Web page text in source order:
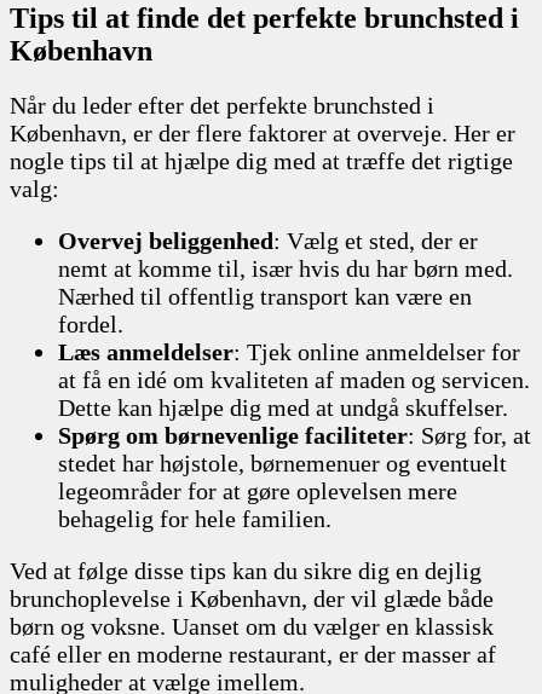
Tips til at finde det perfekte brunchsted i
København
Når du leder efter det perfekte brunchsted i
København, er der flere faktorer at overveje. Her er
nogle tips til at hjælpe dig med at træffe det rigtige
valg:
Overvej beliggenhed: Vælg et sted, der er
nemt at komme til, især hvis du har børn med.
Nærhed til offentlig transport kan være en
fordel.
Læs anmeldelser: Tjek online anmeldelser for
at få en idé om kvaliteten af maden og servicen.
Dette kan hjælpe dig med at undgå skuffelser.
Spørg om børnevenlige faciliteter: Sørg for, at
stedet har højstole, børnemenuer og eventuelt
legeområder for at gøre oplevelsen mere
behagelig for hele familien.
Ved at følge disse tips kan du sikre dig en dejlig
brunchoplevelse i København, der vil glæde både
børn og voksne. Uanset om du vælger en klassisk
café eller en moderne restaurant, er der masser af
muligheder at vælge imellem.